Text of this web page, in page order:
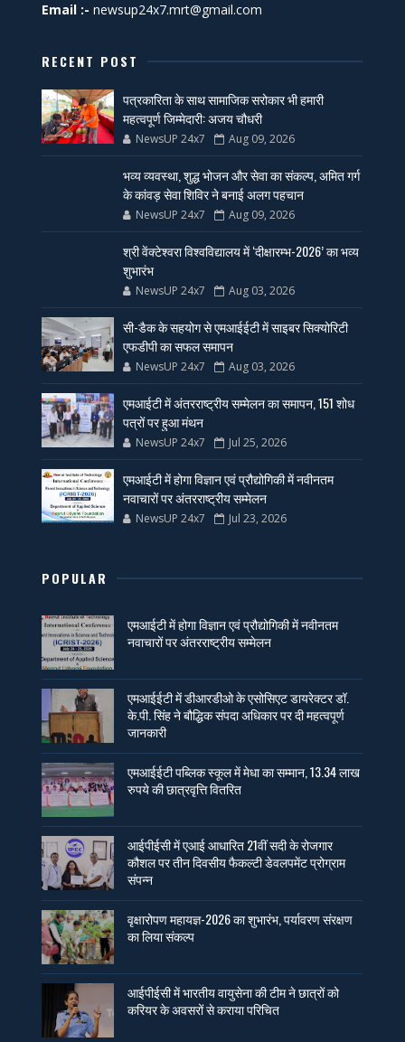
Email :- newsup24x7.mrt@gmail.com
RECENT POST
पत्रकारिता के साथ सामाजिक सरोकार भी हमारी
महत्वपूर्ण जिम्मेदारी: अजय चौधरी
NewsUP 24x7 Aug 09, 2026
भव्य व्यवस्था, शुद्ध भोजन और सेवा का संकल्प, अमित गर्ग
के कांवड़ सेवा शिविर ने बनाई अलग पहचान
NewsUP 24x7 Aug 09, 2026
श्री वेंक्टेश्वरा विश्वविद्यालय में ‘दीक्षारम्भ-2026’ का भव्य
शुभारंभ
NewsUP 24x7 Aug 03, 2026
सी-डैक के सहयोग से एमआईईटी में साइबर सिक्योरिटी
एफडीपी का सफल समापन
NewsUP 24x7 Aug 03, 2026
एमआईटी में अंतरराष्ट्रीय सम्मेलन का समापन, 151 शोध
पत्रों पर हुआ मंथन
NewsUP 24x7 Jul 25, 2026
एमआईटी में होगा विज्ञान एवं प्रौद्योगिकी में नवीनतम
नवाचारों पर अंतरराष्ट्रीय सम्मेलन
NewsUP 24x7 Jul 23, 2026
POPULAR
एमआईटी में होगा विज्ञान एवं प्रौद्योगिकी में नवीनतम
नवाचारों पर अंतरराष्ट्रीय सम्मेलन
एमआईईटी में डीआरडीओ के एसोसिएट डायरेक्टर डॉ.
के.पी. सिंह ने बौद्धिक संपदा अधिकार पर दी महत्वपूर्ण
जानकारी
एमआईईटी पब्लिक स्कूल में मेधा का सम्मान, 13.34 लाख
रुपये की छात्रवृत्ति वितरित
आईपीईसी में एआई आधारित 21वीं सदी के रोजगार
कौशल पर तीन दिवसीय फैकल्टी डेवलपमेंट प्रोग्राम
संपन्न
वृक्षारोपण महायज्ञ-2026 का शुभारंभ, पर्यावरण संरक्षण
का लिया संकल्प
आईपीईसी में भारतीय वायुसेना की टीम ने छात्रों को
करियर के अवसरों से कराया परिचित